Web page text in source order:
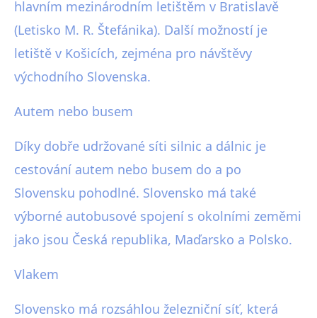
hlavním mezinárodním letištěm v Bratislavě
(Letisko M. R. Štefánika). Další možností je
letiště v Košicích, zejména pro návštěvy
východního Slovenska.
Autem nebo busem
Díky dobře udržované síti silnic a dálnic je
cestování autem nebo busem do a po
Slovensku pohodlné. Slovensko má také
výborné autobusové spojení s okolními zeměmi
jako jsou Česká republika, Maďarsko a Polsko.
Vlakem
Slovensko má rozsáhlou železniční síť, která